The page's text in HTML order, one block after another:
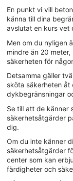
En punkt vi vill
känna till dina
avslutat en kurs vet
Men om du nyligen
mindre än 20
säkerheten för
Detsamma gäller
sköta säkerheten
dykbegränsningar
Se till att de känner
säkerhetsåtgärder
dig.
Om du inte känner
säkerhetsåtgärder
center som kan
färdigheter och